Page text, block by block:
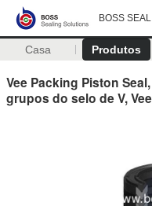
BOSS
Casa Produtos
Vee Packing Piston
grupos do selo de V,